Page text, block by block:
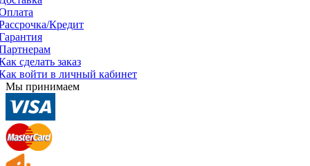
Кредит
сделать заказ
войти в личный кабинет
Мы принимаем